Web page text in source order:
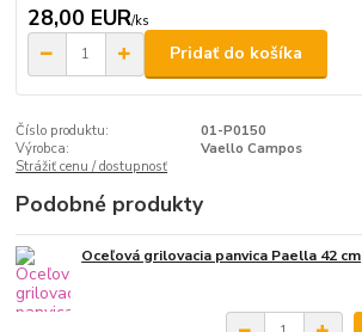
28,00 EUR/ks
Pridať do košíka
Číslo produktu:
01-P0150
Výrobca:
Vaello Campos
Strážiť cenu / dostupnosť
Podobné produkty
Oceľová grilovacia panvica Paella 42 cm